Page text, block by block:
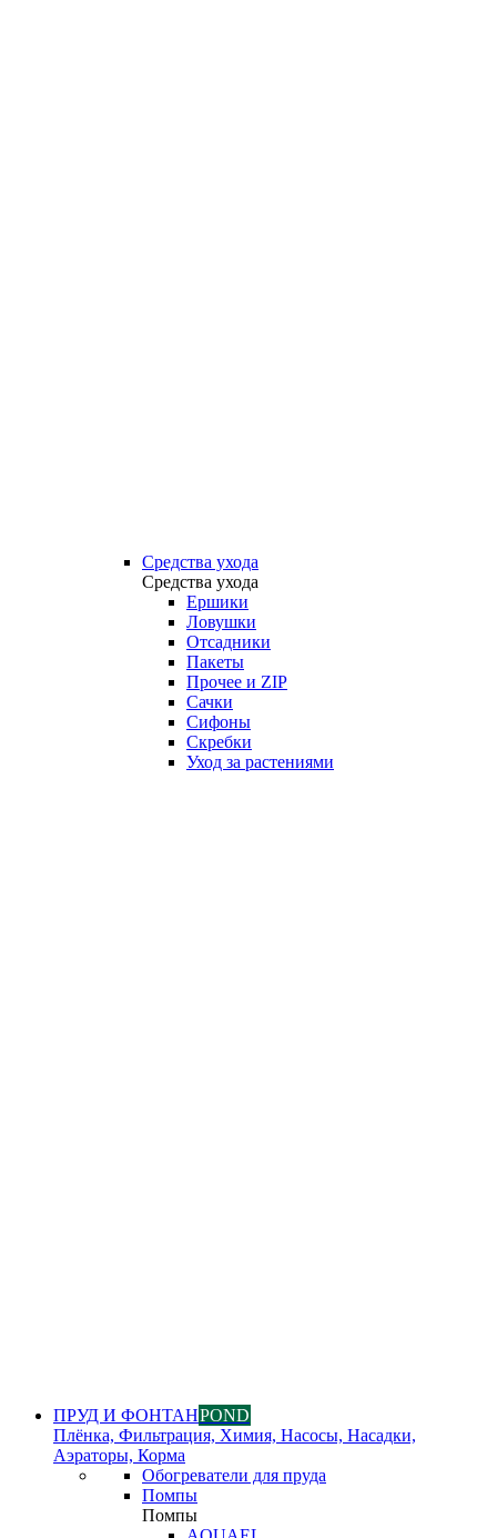
Средства ухода
Средства ухода
Ершики
Ловушки
Отсадники
Пакеты
Прочее и ZIP
Сачки
Сифоны
Скребки
Уход за растениями
ПРУД И ФОНТАНPOND
Плёнка, Фильтрация, Химия, Насосы, Насадки,
Аэраторы, Корма
Обогреватели для пруда
Помпы
Помпы